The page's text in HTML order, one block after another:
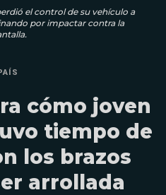
el control de su vehículo a
por impactar contra la
cómo joven
tiempo de
los brazos
arrollada